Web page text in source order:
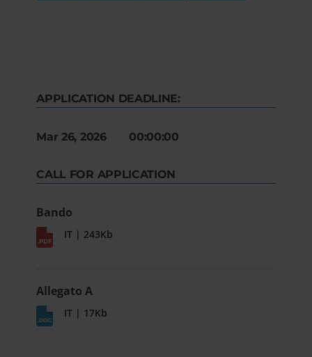
APPLICATION DEADLINE:
Mar 26, 2026 00:00:00
CALL FOR APPLICATION
Bando
IT | 243Kb
Allegato A
IT | 17Kb